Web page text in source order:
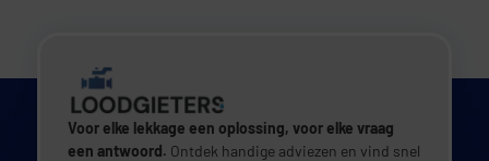
Voor elke lekkage een oplossing, voor elke vraag
een antwoord. Ontdek handige adviezen en vind snel